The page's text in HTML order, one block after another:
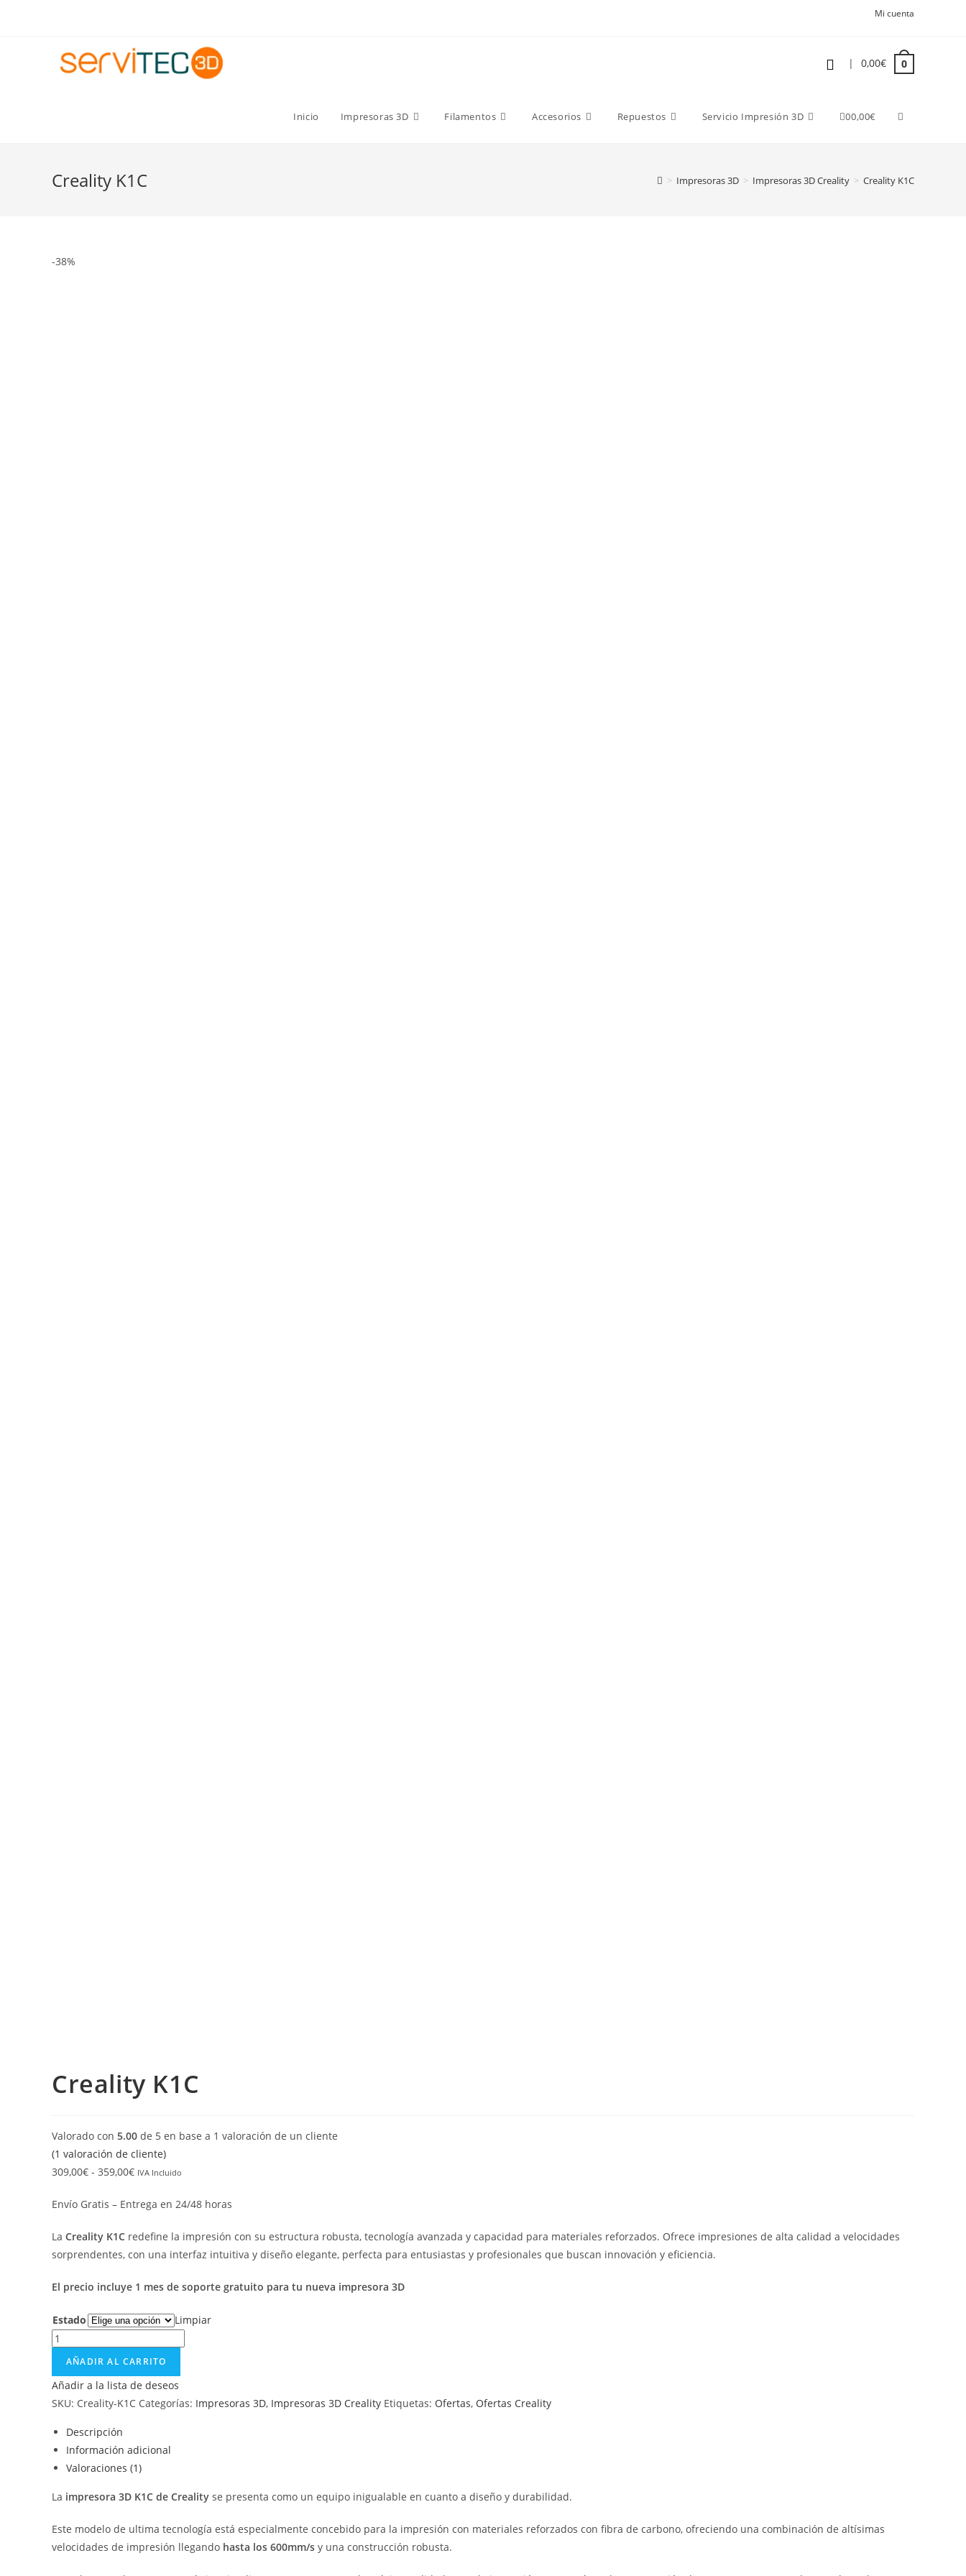
Mi cuenta
| 0,00€ 0
Inicio Impresoras 3D Filamentos Accesorios Repuestos Servicio Impresión 3D 00,00€
Creality K1C > Impresoras 3D > Impresoras 3D Creality > Creality K1C
-38%
Creality K1C
Valorado con 5.00 de 5 en base a 1 valoración de un cliente
(1 valoración de cliente)
309,00€ - 359,00€ IVA Incluido
Envío Gratis – Entrega en 24/48 horas
La Creality K1C redefine la impresión con su estructura robusta, tecnología avanzada y capacidad para materiales reforzados. Ofrece impresiones de alta calidad a velocidades
sorprendentes, con una interfaz intuitiva y diseño elegante, perfecta para entusiastas y profesionales que buscan innovación y eficiencia.
El precio incluye 1 mes de soporte gratuito para tu nueva impresora 3D
Estado Limpiar
AÑADIR AL CARRITO
Añadir a la lista de deseos
SKU: Creality-K1C Categorías: Impresoras 3D, Impresoras 3D Creality Etiquetas: Ofertas, Ofertas Creality
Descripción
Información adicional
Valoraciones (1)
La impresora 3D K1C de Creality se presenta como un equipo inigualable en cuanto a diseño y durabilidad.
Este modelo de ultima tecnología está especialmente concebido para la impresión con materiales reforzados con fibra de carbono, ofreciendo una combinación de altísimas
velocidades de impresión llegando hasta los 600mm/s y una construcción robusta.